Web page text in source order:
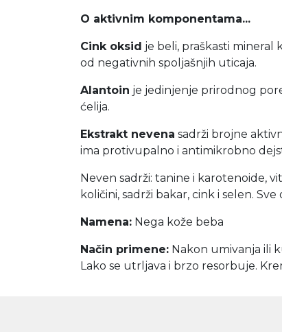
O aktivnim komponentama...
Cink oksid je beli, praškasti
od negativnih spoljašnjih uticaja.
Alantoin je jedinjenje prirodnog
ćelija.
Ekstrakt nevena sadrži brojne
ima protivupalno i antimikrobno
Neven sadrži: tanine i karotenoide,
količini, sadrži bakar, cink i selen. Sve
Namena: Nega kože beba
Način primene: Nakon umivanja ili
Lako se utrljava i brzo resorbuje.